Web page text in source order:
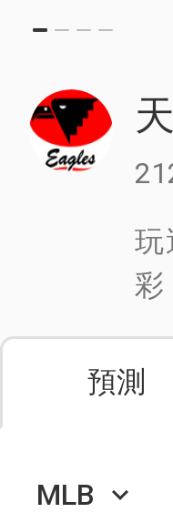
玩
彩
預測
MLB keyboard_arrow_down